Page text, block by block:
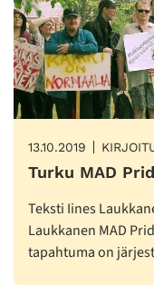
13.10.2019
Turku MAD
Teksti Iines
Laukkanen MAD
tapahtuma on